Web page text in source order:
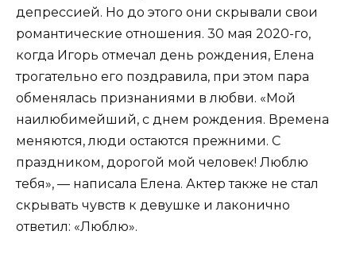
депрессией. Но до этого они скрывали свои
романтические отношения. 30 мая 2020-го,
когда Игорь отмечал день рождения, Елена
трогательно его поздравила, при этом пара
обменялась признаниями в любви. «Мой
наилюбимейший, с днем рождения. Времена
меняются, люди остаются прежними. С
праздником, дорогой мой человек! Люблю
тебя», — написала Елена. Актер также не стал
скрывать чувств к девушке и лаконично
ответил: «Люблю».